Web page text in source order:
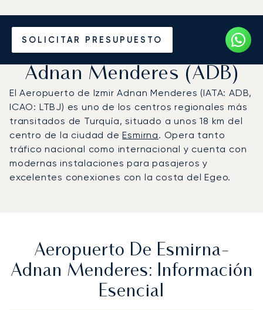
SOLICITAR PRESUPUESTO
Vuele en Jet Privado al
Aeropuerto de Esmirna-
Adnan Menderes (ADB)
El Aeropuerto de Izmir Adnan Menderes (IATA: ADB,
ICAO: LTBJ) es uno de los centros regionales más
transitados de Turquía, situado a unos 18 km del
centro de la ciudad deEsmirna. Opera tanto
tráfico nacional como internacional y cuenta con
modernas instalaciones para pasajeros y
excelentes conexiones con la costa del Egeo.
Aeropuerto De Esmirna-
Adnan Menderes: Información
Esencial